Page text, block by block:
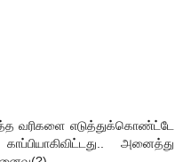
வரிகளை எடுத்துக்கொண்ட்டே
அனைத்து